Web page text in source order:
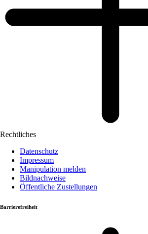
Rechtliches
Datenschutz
Impressum
Manipulation melden
Bildnachweise
Öffentliche Zustellungen
Barrierefreiheit